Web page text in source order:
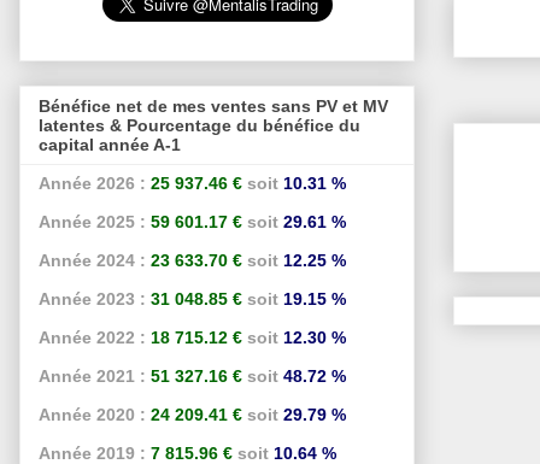
Bénéfice net de mes ventes sans PV et MV
latentes & Pourcentage du bénéfice du
capital année A-1
Année 2026 : 25 937.46 € soit 10.31 %
Année 2025 : 59 601.17 € soit 29.61 %
Année 2024 : 23 633.70 € soit 12.25 %
Année 2023 : 31 048.85 € soit 19.15 %
Année 2022 : 18 715.12 € soit 12.30 %
Année 2021 : 51 327.16 € soit 48.72 %
Année 2020 : 24 209.41 € soit 29.79 %
Année 2019 : 7 815.96 € soit 10.64 %